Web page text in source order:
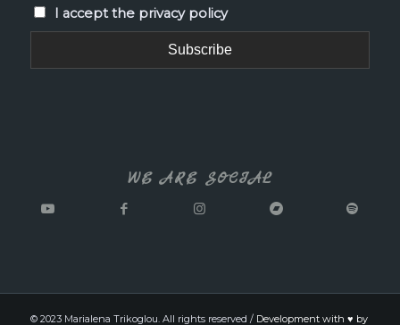
I accept the privacy policy
WE ARE SOCIAL
© 2023 Marialena Trikoglou. All rights reserved / Development with ♥ by